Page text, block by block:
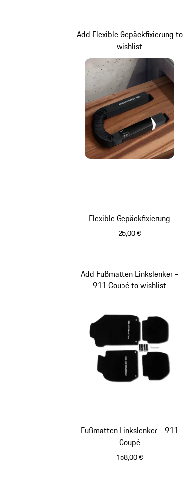
Flexible Gepäckfixierung
25,00 €
Add Flexible Gepäckfixierung to
wishlist
Fußmatten Linkslenker - 911
Coupé
168,00 €
Add Fußmatten Linkslenker -
911 Coupé to wishlist